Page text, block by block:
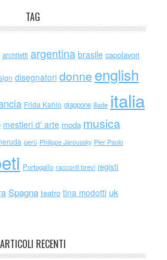
TAG
architetti argentina brasile capolavori
disegnatori donne english
Frida Kahlo giappone iliade italia
mestieri d' arte moda musica
perù Philippe Jaroussky Pier Paolo
Portogallo racconti brevi registi
Spagna teatro tina modotti uk
ARTICOLI RECENTI